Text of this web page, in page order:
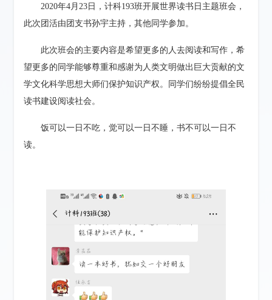
2020年4月23日，计科193班开展世界读书日主题班会，
此次团活由团支书孙宇主持，其他同学参加。
此次班会的主要内容是希望更多的人去阅读和写作，希
望更多的同学能够尊重和感谢为人类文明做出巨大贡献的文
学文化科学思想大师们保护知识产权。同学们纷纷提倡全民
读书建设阅读社会。
饭可以一日不吃，觉可以一日不睡，书不可以一日不
读。